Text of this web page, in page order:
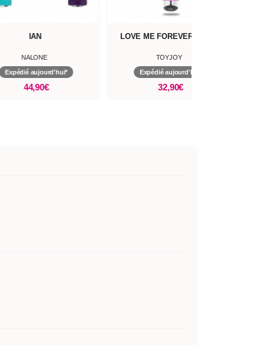
IAN
NALONE
Expédié aujourd'hui*
44,90€
LOVE ME FOREVER SMILE
TOYJOY
Expédié aujourd'hui*
32,90€